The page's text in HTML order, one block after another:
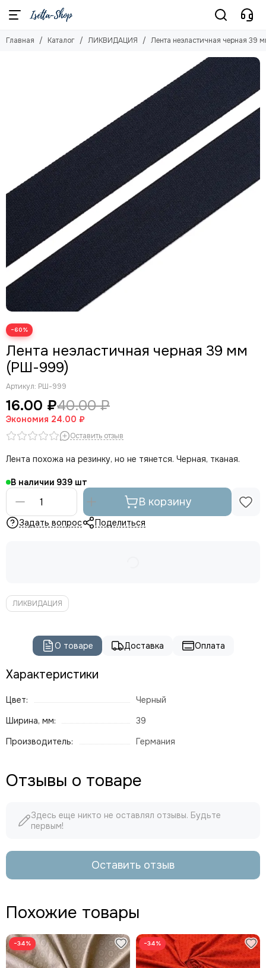
Главная Каталог ЛИКВИДАЦИЯ Лента неэластичная черная 39
−60%
Лента неэластичная черная 39 мм
(РШ-999)
Артикул: РШ-999
16.00 ₽40.00 ₽
Экономия 24.00 ₽
Оставить отзыв
Лента похожа на резинку, но не тянется. Черная, тканая.
В наличии 939
В корзину
Задать вопрос Поделиться
ЛИКВИДАЦИЯ
О товаре Доставка Оплата
Характеристики
Цвет:
Черный
Ширина, мм:
39
Производитель:
Германия
Отзывы о товаре
Здесь еще никто не оставлял отзывы. Будьте
первым!
Оставить отзыв
Похожие товары
−34% −34%